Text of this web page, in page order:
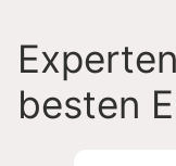
besten